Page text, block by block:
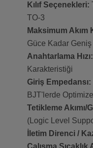
Kılıf Seçenekleri:
TO-3
Maksimum Akım
Güce Kadar
Anahtarlama Hızı:
Karakteristiği
Giriş Empedansı:
BJT'lerde Optimize
Tetikleme Akımı/
(Logic Level
İletim Direnci /
Çalışma Sıcaklık